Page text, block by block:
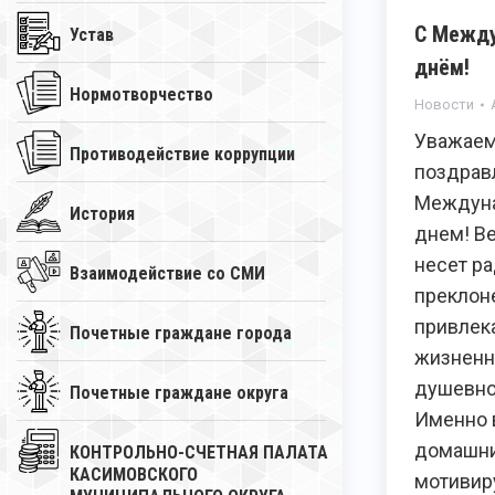
Устав
Нормотворчество
Противодействие коррупции
История
Взаимодействие со СМИ
Почетные граждане города
Почетные граждане округа
КОНТРОЛЬНО-СЧЕТНАЯ ПАЛАТА
КАСИМОВСКОГО
С
днём!
Новости
днем!
несет
Именно